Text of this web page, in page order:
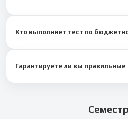
выполнение сразу после получения
Кто выполняет тест по
🎓 и опытом работы с учебными
Гарантируете ли вы